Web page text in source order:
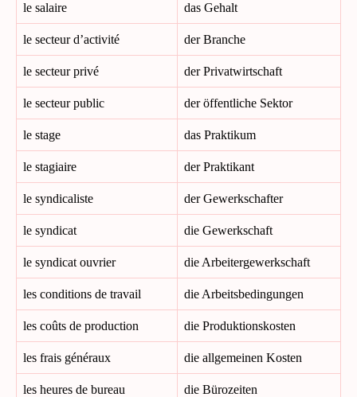
le salaire das Gehalt
le secteur d’activité der Branche
le secteur privé der Privatwirtschaft
le secteur public der öffentliche Sektor
le stage das Praktikum
le stagiaire der Praktikant
le syndicaliste der Gewerkschafter
le syndicat die Gewerkschaft
le syndicat ouvrier die Arbeitergewerkschaft
les conditions de travail die Arbeitsbedingungen
les coûts de production die Produktionskosten
les frais généraux die allgemeinen Kosten
les heures de bureau die Bürozeiten